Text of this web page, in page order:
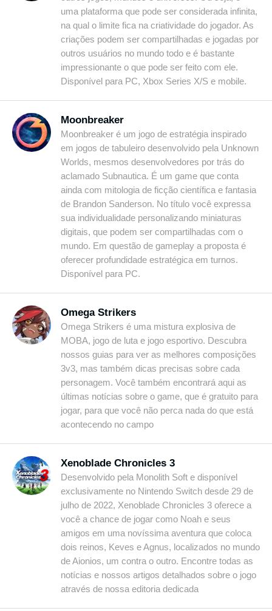
uma plataforma que pode ser considerada infinita,
na qual o limite fica na criatividade do jogador. As
criações podem ser compartilhadas e jogadas por
outros usuários no mundo todo e é bastante
impressionante o que pode ser feito com ele.
Disponível para PC, Xbox Series X/S e mobile.
Moonbreaker
Moonbreaker é um jogo de estratégia inspirado
em jogos de tabuleiro desenvolvido pela Unknown
Worlds, mesmos desenvolvedores por trás do
aclamado Subnautica. É um game que conta
ainda com mitologia de ficção científica e fantasia
de Brandon Sanderson. No título você expressa
sua individualidade personalizando miniaturas
digitais, que podem ser compartilhadas com o
mundo. Em questão de gameplay a proposta é
oferecer profundidade estratégica em turnos.
Disponível para PC.
Omega Strikers
Omega Strikers é uma mistura explosiva de
MOBA, jogo de luta e jogo esportivo. Descubra
nossos guias para ver as melhores composições
3v3, mas também dicas precisas sobre cada
personagem. Você também encontrará aqui as
últimas notícias sobre o game, que é gratuito para
jogar, para que você não perca nada do que está
acontecendo no campo
Xenoblade Chronicles 3
Desenvolvido pela Monolith Soft e disponível
exclusivamente no Nintendo Switch desde 29 de
julho de 2022, Xenoblade Chronicles 3 oferece a
você a chance de jogar como Noah e seus
amigos em uma novíssima aventura que coloca
dois reinos, Keves e Agnus, localizados no mundo
de Aionios, um contra o outro. Encontre todas as
notícias e nossos artigos detalhados sobre o jogo
através de nossa editoria dedicada